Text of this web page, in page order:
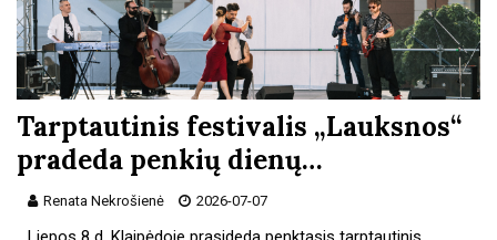
Tarptautinis festivalis „Lauksnos“
pradeda penkių dienų…
Renata Nekrošienė 2026-07-07